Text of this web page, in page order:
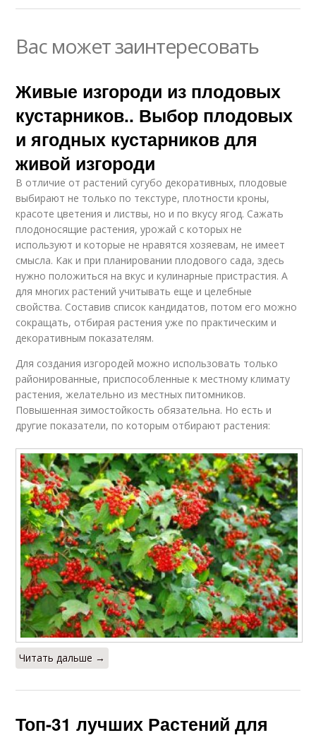
Вас может заинтересовать
Живые изгороди из плодовых
кустарников.. Выбор плодовых
и ягодных кустарников для
живой изгороди
В отличие от растений сугубо декоративных, плодовые
выбирают не только по текстуре, плотности кроны,
красоте цветения и листвы, но и по вкусу ягод. Сажать
плодоносящие растения, урожай с которых не
используют и которые не нравятся хозяевам, не имеет
смысла. Как и при планировании плодового сада, здесь
нужно положиться на вкус и кулинарные пристрастия. А
для многих растений учитывать еще и целебные
свойства. Составив список кандидатов, потом его можно
сокращать, отбирая растения уже по практическим и
декоративным показателям.
Для создания изгородей можно использовать только
районированные, приспособленные к местному климату
растения, желательно из местных питомников.
Повышенная зимостойкость обязательна. Но есть и
другие показатели, по которым отбирают растения:
Читать дальше →
Топ-31 лучших Растений для